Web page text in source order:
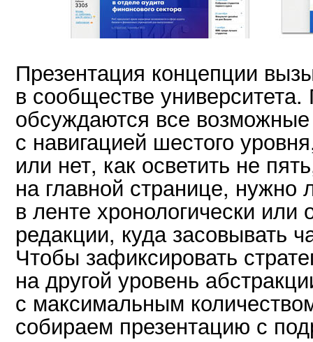
Презентация концепции
в сообществе
обсуждаются все
с навигацией шестого
или нет, как осветить не
на главной странице,
в ленте хронологически
редакции, куда засовывать
Чтобы зафиксировать
на другой уровень
с максимальным
собираем презентацию с